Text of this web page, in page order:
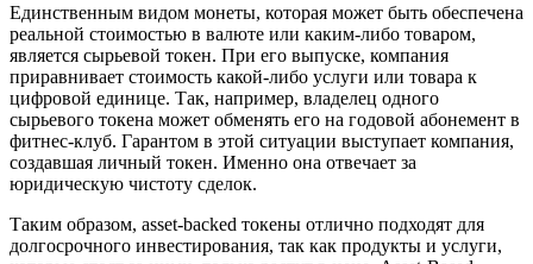
Единственным видом монеты, которая может быть обеспечена
реальной стоимостью в валюте или каким-либо товаром,
является сырьевой токен. При его выпуске, компания
приравнивает стоимость какой-либо услуги или товара к
цифровой единице. Так, например, владелец одного
сырьевого токена может обменять его на годовой абонемент в
фитнес-клуб. Гарантом в этой ситуации выступает компания,
создавшая личный токен. Именно она отвечает за
юридическую чистоту сделок.
Таким образом, asset-backed токены отлично подходят для
долгосрочного инвестирования, так как продукты и услуги,